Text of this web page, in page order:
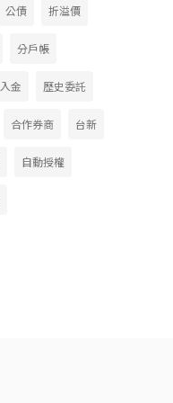
公債 折溢價
分戶帳
入金 歷史委託
合作券商 台新
自動授權